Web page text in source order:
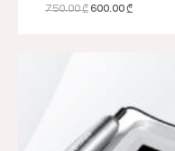
750.00₾ 600.00₾